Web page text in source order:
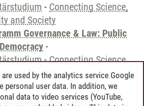
- Connecting Science,
and Society
Governance & Law: Public
-
-Connecting Science,
and Society
(SEMINAR)
used by the analytics service Google
personal user data. In addition, we
data to video services (YouTube,